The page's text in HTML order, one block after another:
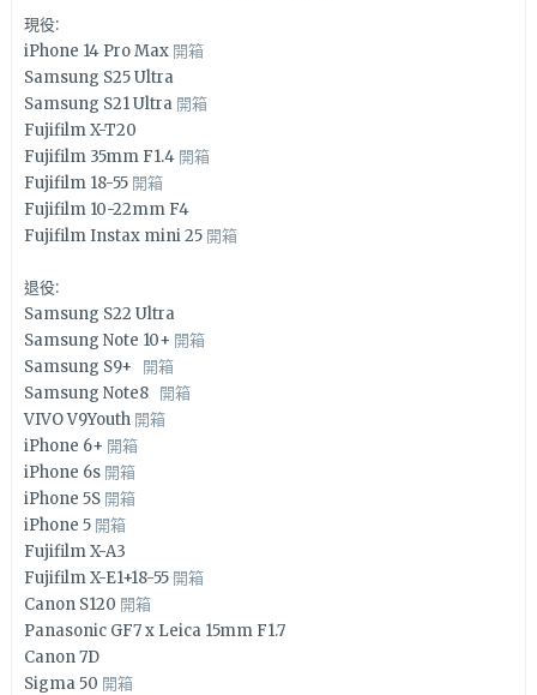
現役:
iPhone 14 Pro Max 開箱
Samsung S25 Ultra
Samsung S21 Ultra 開箱
Fujifilm X-T20
Fujifilm 35mm F1.4 開箱
Fujifilm 18-55 開箱
Fujifilm 10-22mm F4
Fujifilm Instax mini 25 開箱
退役:
Samsung S22 Ultra
Samsung Note 10+ 開箱
Samsung S9+ 開箱
Samsung Note8 開箱
VIVO V9Youth 開箱
iPhone 6+ 開箱
iPhone 6s 開箱
iPhone 5S 開箱
iPhone 5 開箱
Fujifilm X-A3
Fujifilm X-E1+18-55 開箱
Canon S120 開箱
Panasonic GF7 x Leica 15mm F1.7
Canon 7D
Sigma 50 開箱